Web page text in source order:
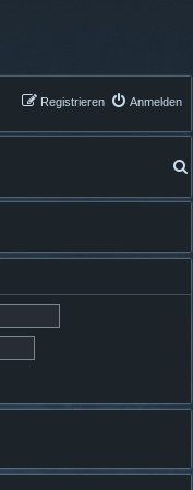
Anmelden
Registrieren